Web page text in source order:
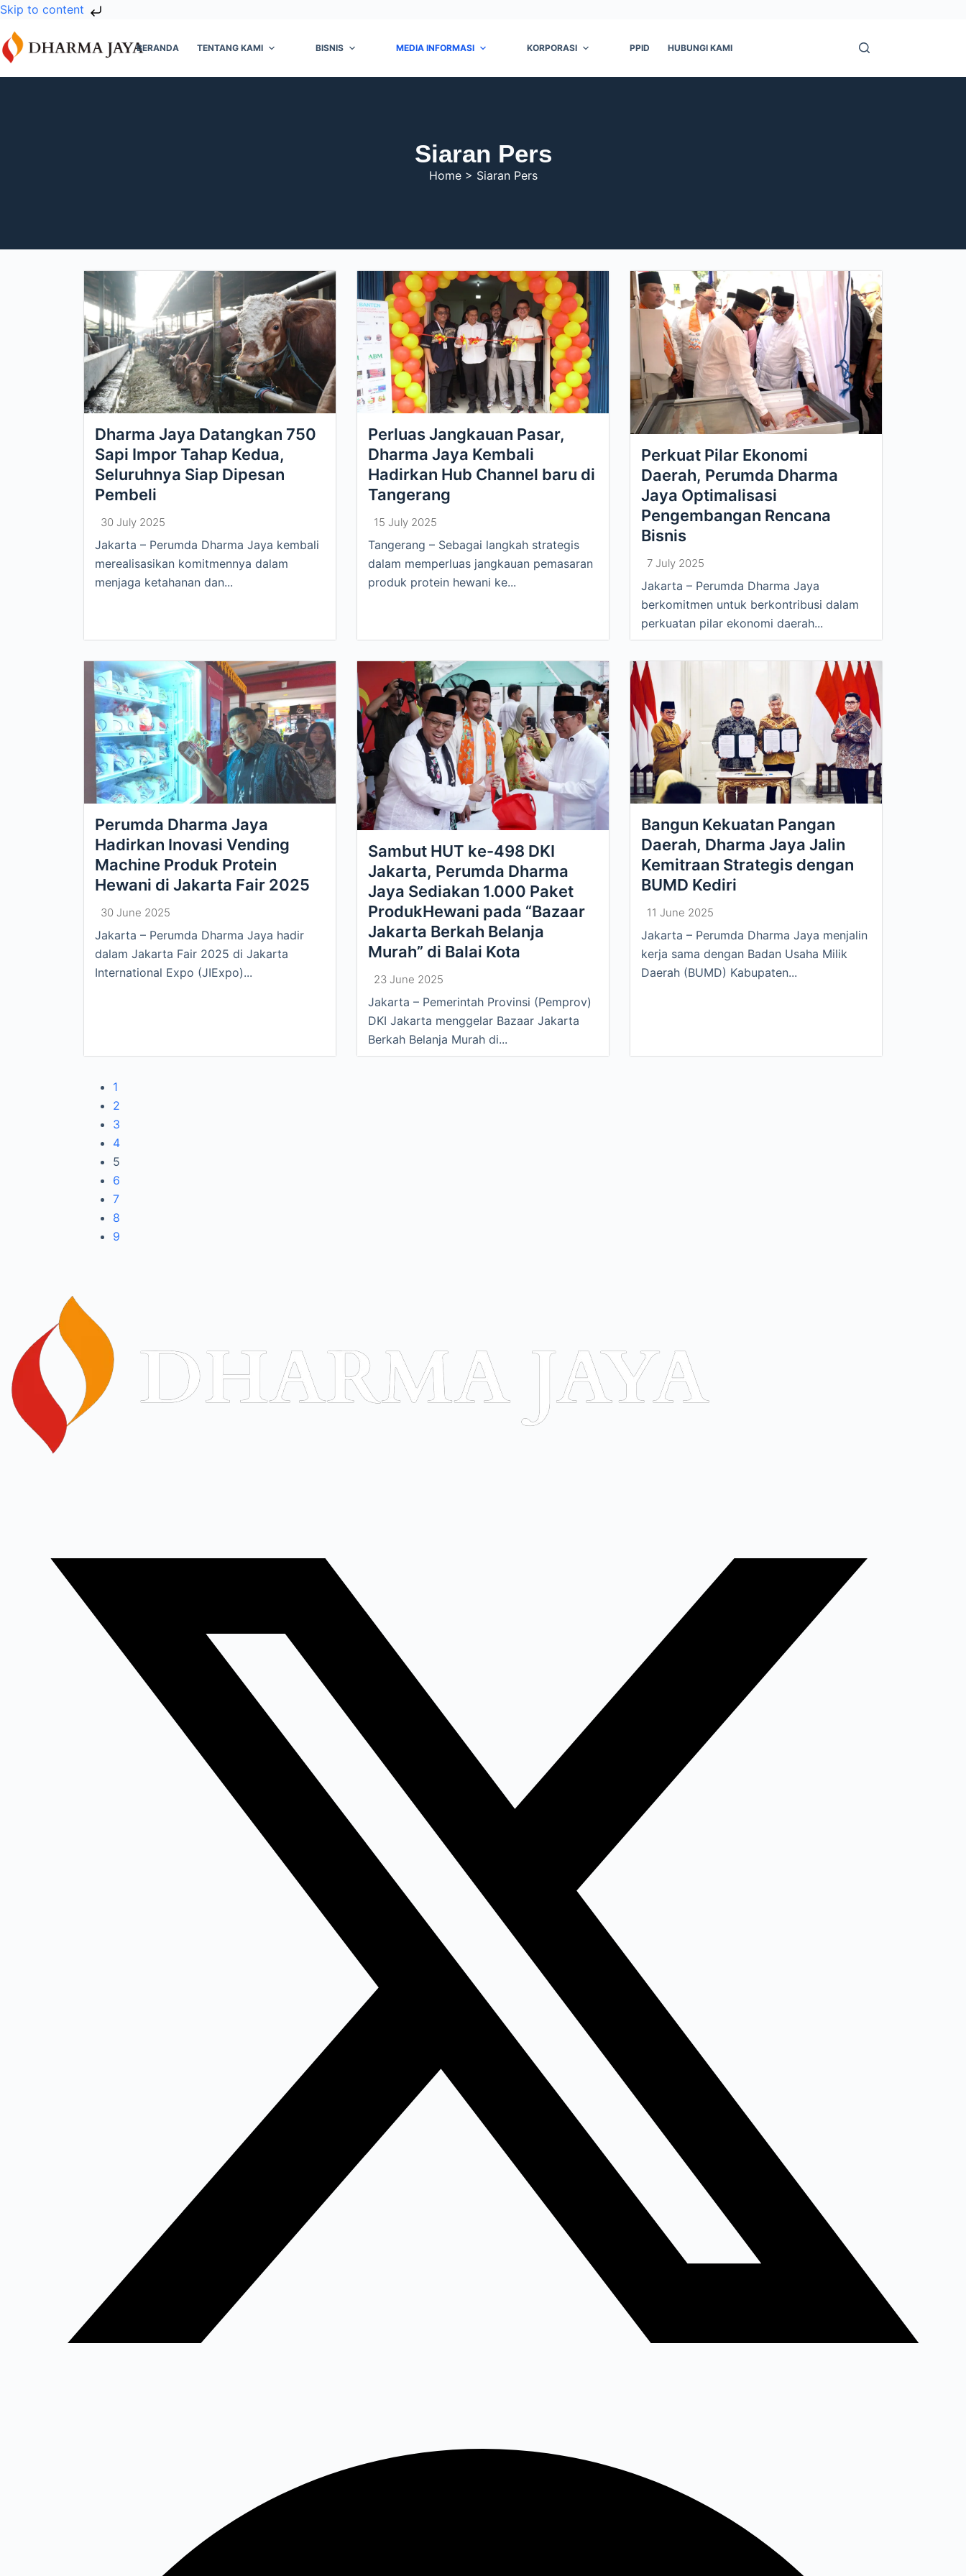
Skip to content
BERANDA TENTANG KAMI BISNIS MEDIA INFORMASI KORPORASI PPID HUBUNGI KAMI
Siaran Pers
Home > Siaran Pers
Dharma Jaya Datangkan 750
Sapi Impor Tahap Kedua,
Seluruhnya Siap Dipesan
Pembeli
30 July 2025
Jakarta – Perumda Dharma Jaya kembali
merealisasikan komitmennya dalam
menjaga ketahanan dan...
Perluas Jangkauan Pasar,
Dharma Jaya Kembali
Hadirkan Hub Channel baru di
Tangerang
15 July 2025
Tangerang – Sebagai langkah strategis
dalam memperluas jangkauan pemasaran
produk protein hewani ke...
Perkuat Pilar Ekonomi
Daerah, Perumda Dharma
Jaya Optimalisasi
Pengembangan Rencana
Bisnis
7 July 2025
Jakarta – Perumda Dharma Jaya
berkomitmen untuk berkontribusi dalam
perkuatan pilar ekonomi daerah...
Perumda Dharma Jaya
Hadirkan Inovasi Vending
Machine Produk Protein
Hewani di Jakarta Fair 2025
30 June 2025
Jakarta – Perumda Dharma Jaya hadir
dalam Jakarta Fair 2025 di Jakarta
International Expo (JIExpo)...
Sambut HUT ke-498 DKI
Jakarta, Perumda Dharma
Jaya Sediakan 1.000 Paket
ProdukHewani pada “Bazaar
Jakarta Berkah Belanja
Murah” di Balai Kota
23 June 2025
Jakarta – Pemerintah Provinsi (Pemprov)
DKI Jakarta menggelar Bazaar Jakarta
Berkah Belanja Murah di...
Bangun Kekuatan Pangan
Daerah, Dharma Jaya Jalin
Kemitraan Strategis dengan
BUMD Kediri
11 June 2025
Jakarta – Perumda Dharma Jaya menjalin
kerja sama dengan Badan Usaha Milik
Daerah (BUMD) Kabupaten...
1
2
3
4
5
6
7
8
9